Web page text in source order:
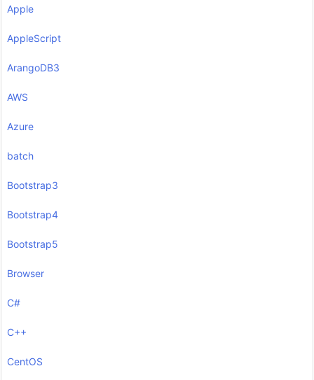
Apple
AppleScript
ArangoDB3
AWS
Azure
batch
Bootstrap3
Bootstrap4
Bootstrap5
Browser
C#
C++
CentOS